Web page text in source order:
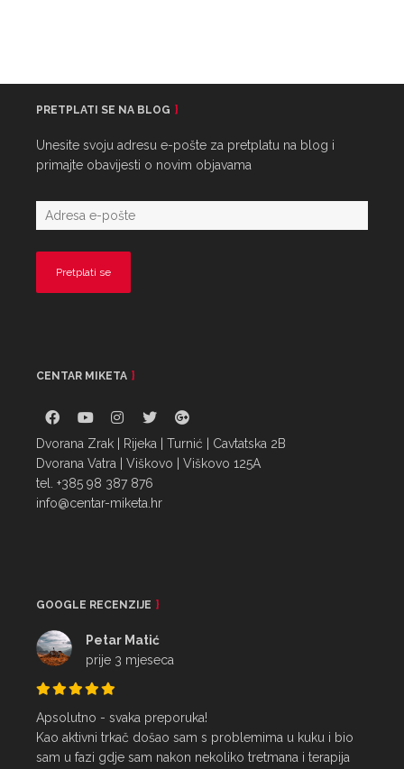
PRETPLATI SE NA BLOG
Unesite svoju adresu e-pošte za pretplatu na blog i
primajte obavijesti o novim objavama
CENTAR MIKETA
Dvorana Zrak | Rijeka | Turnić | Cavtatska 2B
Dvorana Vatra | Viškovo | Viškovo 125A
tel. +385 98 387 876
info@centar-miketa.hr
GOOGLE RECENZIJE
Petar Matić
prije 3 mjeseca
Apsolutno - svaka preporuka!
Kao aktivni trkač došao sam s problemima u kuku i bio
sam u fazi gdje sam nakon nekoliko tretmana i terapija